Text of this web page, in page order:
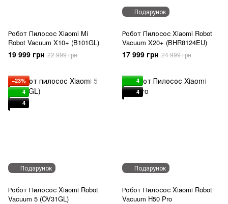
Робот Пилосос Xiaomi Mi
Robot Vacuum X10+ (B101GL)
19 999 грн 22 999 грн
Подарунок
Робот Пилосос Xiaomi Robot
Vacuum X20+ (BHR8124EU)
17 999 грн 24 999 грн
Подарунок
−23%
4
4
Робот Пилосос Xiaomi Robot
Vacuum 5 (OV31GL)
Подарунок
4
4
Робот Пилосос Xiaomi Robot
Vacuum H50 Pro